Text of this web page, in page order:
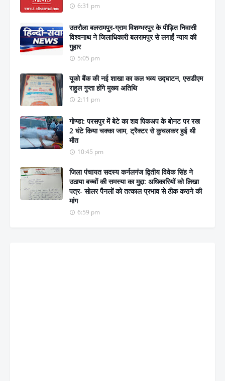
6:31 pm
उतरौला बलरामपुर-ग्राम विशम्भरपुर के पीड़ित निवासी
विश्वनाथ ने जिलाधिकारी बलरामपुर से लगाईं न्याय की
गुहार
5:05 pm
यूको बैंक की नई शाखा का कल भव्य उद्घाटन, एसडीएम
राहुल गुप्ता होंगे मुख्य अतिथि
2:11 pm
गोण्डा: परसपुर में बेटे का शव पिकअप के बोनट पर रख
2 घंटे किया चक्का जाम, ट्रैक्टर से कुचलकर हुई थी
मौत
10:45 pm
जिला पंचायत सदस्य कर्नलगंज द्वितीय विवेक सिंह ने
उठाया बच्चों की समस्या का मुद्दा: अधिकारियों को लिखा
पत्र- सोलर पैनलों को तत्काल प्रभाव से ठीक कराने की
मांग
6:59 pm